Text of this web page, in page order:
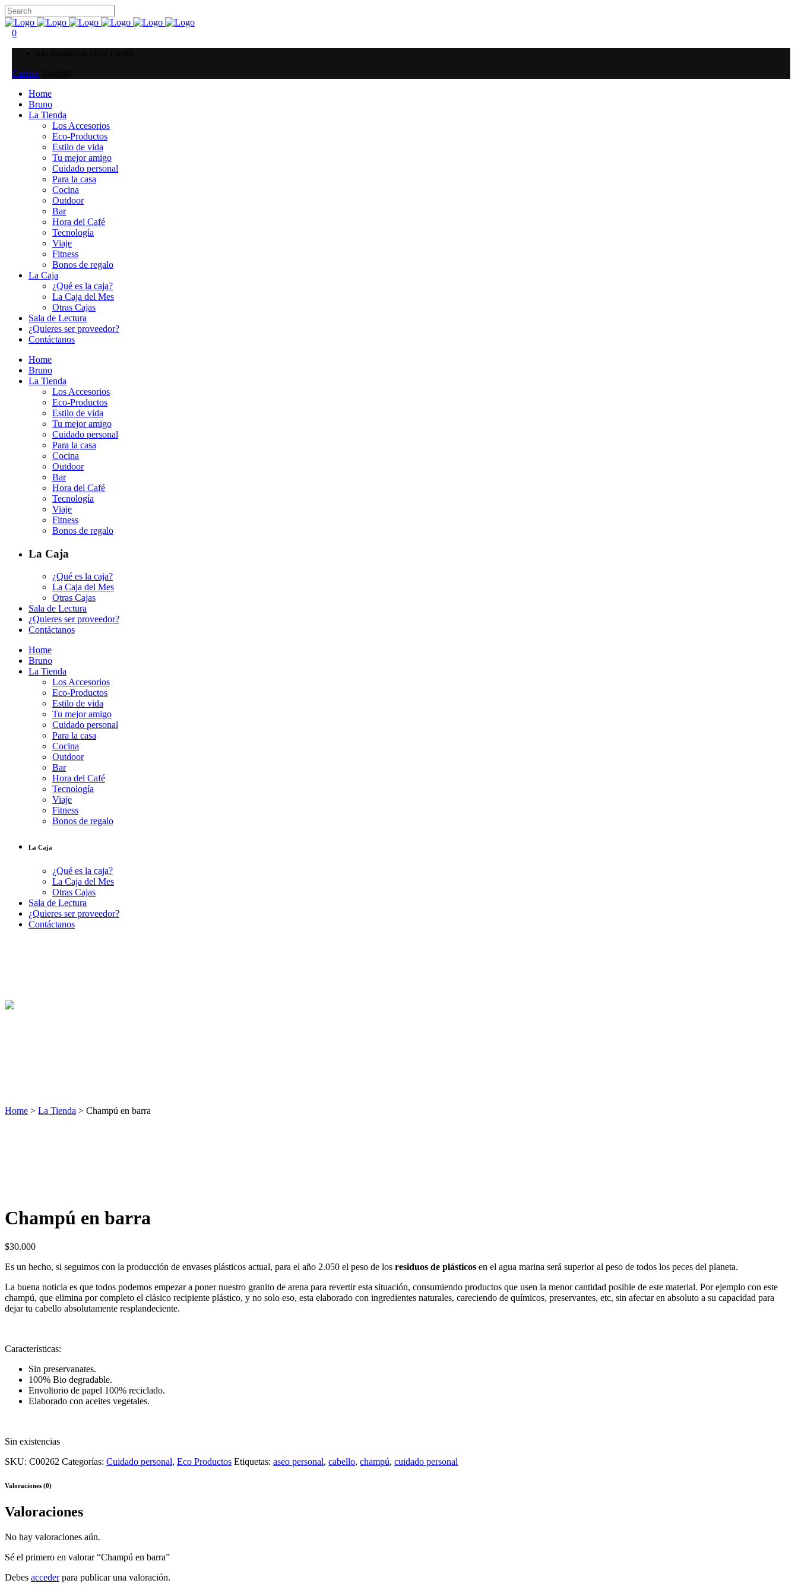
0
Carrito
Home
Bruno
La Tienda
Los Accesorios
Eco-Productos
Estilo de vida
Tu mejor amigo
Cuidado personal
Para la casa
Cocina
Outdoor
Bar
Hora del Café
Tecnología
Viaje
Fitness
Bonos de regalo
La Caja
¿Qué es la caja?
La Caja del Mes
Otras Cajas
Sala de Lectura
¿Quieres ser proveedor?
Contáctanos
Home
Bruno
La Tienda
Los Accesorios
Eco-Productos
Estilo de vida
Tu mejor amigo
Cuidado personal
Para la casa
Cocina
Outdoor
Bar
Hora del Café
Tecnología
Viaje
Fitness
Bonos de regalo
La Caja
¿Qué es la caja?
La Caja del Mes
Otras Cajas
Sala de Lectura
¿Quieres ser proveedor?
Contáctanos
Home
Bruno
La Tienda
Los Accesorios
Eco-Productos
Estilo de vida
Tu mejor amigo
Cuidado personal
Para la casa
Cocina
Outdoor
Bar
Hora del Café
Tecnología
Viaje
Fitness
Bonos de regalo
La Caja
¿Qué es la caja?
La Caja del Mes
Otras Cajas
Sala de Lectura
¿Quieres ser proveedor?
Contáctanos
Home > La Tienda > Champú en barra
Champú en barra
$30.000
Es un hecho, si seguimos con la producción de envases plásticos actual, para el año 2.050 el peso de los residuos de plásticos en el agua marina será superior al peso de todos los peces del planeta.
La buena noticia es que todos podemos empezar a poner nuestro granito de arena para revertir esta situación, consumiendo productos que usen la menor cantidad posible de este material. Por ejemplo con este
champú, que elimina por completo el clásico recipiente plástico, y no solo eso, esta elaborado con ingredientes naturales, careciendo de químicos, preservantes, etc, sin afectar en absoluto a su capacidad para
dejar tu cabello absolutamente resplandeciente.
Características:
Sin preservanates.
100% Bio degradable.
Envoltorio de papel 100% reciclado.
Elaborado con aceites vegetales.
Sin existencias
SKU: C00262 Categorías: Cuidado personal, Eco Productos Etiquetas: aseo personal, cabello, champú, cuidado personal
Valoraciones (0)
Valoraciones
No hay valoraciones aún.
Sé el primero en valorar “Champú en barra”
Debes accederpara publicar una valoración.